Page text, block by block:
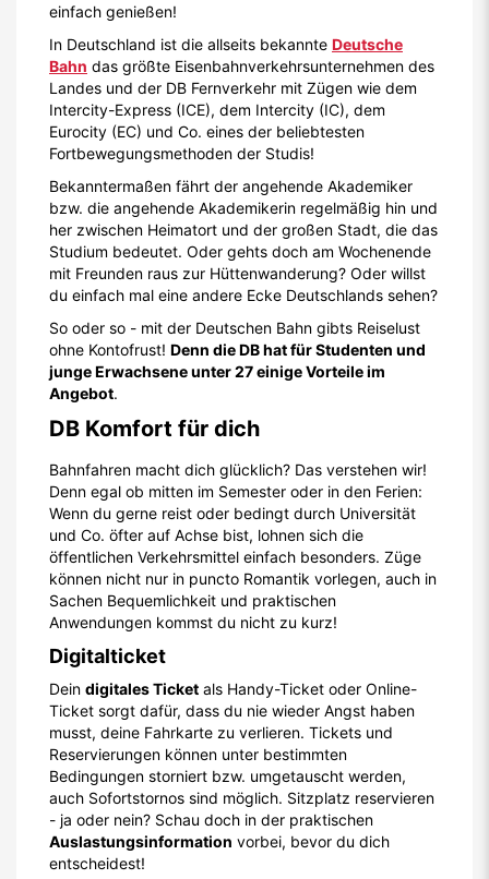
einfach genießen!
In Deutschland ist die allseits bekannte Deutsche
Bahn das größte Eisenbahnverkehrsunternehmen des
Landes und der DB Fernverkehr mit Zügen wie dem
Intercity-Express (ICE), dem Intercity (IC), dem
Eurocity (EC) und Co. eines der beliebtesten
Fortbewegungsmethoden der Studis!
Bekanntermaßen fährt der angehende Akademiker
bzw. die angehende Akademikerin regelmäßig hin und
her zwischen Heimatort und der großen Stadt, die das
Studium bedeutet. Oder gehts doch am Wochenende
mit Freunden raus zur Hüttenwanderung? Oder willst
du einfach mal eine andere Ecke Deutschlands sehen?
So oder so - mit der Deutschen Bahn gibts Reiselust
ohne Kontofrust! Denn die DB hat für Studenten und
junge Erwachsene unter 27 einige Vorteile im
Angebot.
DB Komfort für dich
Bahnfahren macht dich glücklich? Das verstehen wir!
Denn egal ob mitten im Semester oder in den Ferien:
Wenn du gerne reist oder bedingt durch Universität
und Co. öfter auf Achse bist, lohnen sich die
öffentlichen Verkehrsmittel einfach besonders. Züge
können nicht nur in puncto Romantik vorlegen, auch in
Sachen Bequemlichkeit und praktischen
Anwendungen kommst du nicht zu kurz!
Digitalticket
Dein digitales Ticket als Handy-Ticket oder Online-
Ticket sorgt dafür, dass du nie wieder Angst haben
musst, deine Fahrkarte zu verlieren. Tickets und
Reservierungen können unter bestimmten
Bedingungen storniert bzw. umgetauscht werden,
auch Sofortstornos sind möglich. Sitzplatz reservieren
- ja oder nein? Schau doch in der praktischen
Auslastungsinformation vorbei, bevor du dich
entscheidest!